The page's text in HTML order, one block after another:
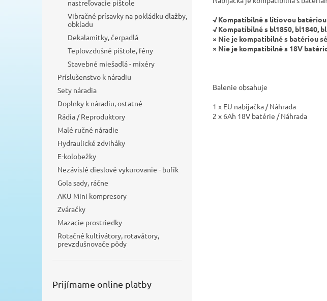
nastreľovacie pištole
Vibračné prísavky na pokládku dlažby,
obkladu
Dekalamitky, čerpadlá
Teplovzdušné pištole, fény
Stavebné miešadlá - mixéry
Príslušenstvo k náradiu
Sety náradia
Doplnky k náradiu, ostatné
Rádia / Reproduktory
Malé ručné náradie
Hydraulické zdviháky
E-kolobežky
Nezávislé dieslové vykurovanie - bufík
Gola sady, ráčne
AKU Mini kompresory
Zváračky
Mazacie prostriedky
Rotačné kultivátory, rotavátory,
prevzdušnovače pôdy
Prijímame online platby
√Kompatibilné s lítiovou batériou
√Kompatibilné s bl1850, bl1840,
× Nie je kompatibilné s batériou
× Nie je kompatibilné s 18V
Balenie obsahuje
1 x EU nabíjačka / Náhrada
2 x 6Ah 18V batérie / Náhrada